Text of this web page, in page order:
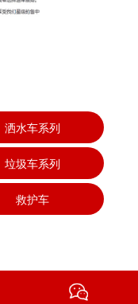
洒水车系列
垃圾车系列
救护车